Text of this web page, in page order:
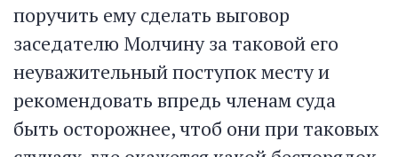
поручить ему сделать выговор
заседателю Молчину за таковой его
неуважительный поступок месту и
рекомендовать впредь членам суда
быть осторожнее, чтоб они при таковых